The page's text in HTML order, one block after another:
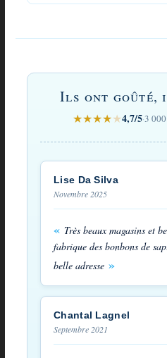
Avis
Bonbons
des
Vosges
sapin
Ils ont goûté,
★★★★★4,7/5·3
Lise Da Silva
Novembre 2025
Très beaux magasins et
fabrique des bonbons de
belle adresse
Chantal Lagnel
Septembre 2021